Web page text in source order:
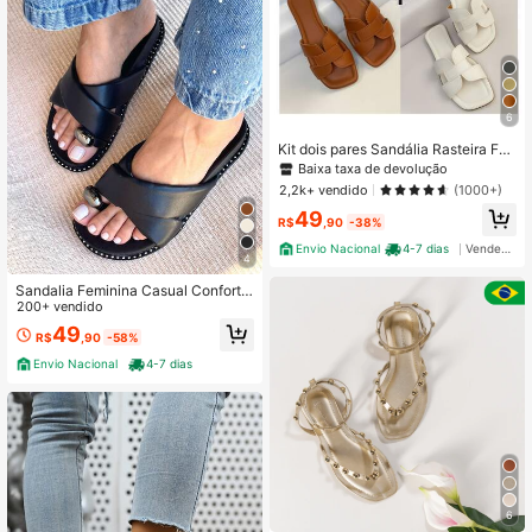
4
Sandalia Feminina Casual Conforta
vel Elegante Blogueira Couro Plataf
orma Baixa Detalhe Dedão
200+ vendido
R$49 ,90 -58%
Envio Nacional
4-7 dias
6
Kit dois pares Sandália Rasteira Fe
minina Moderna Estilosa
Baixa taxa de devolução
2,2k+ vendido
(1000+)
R$49 ,90 -38%
Envio Nacional
4-7 dias Vendedor Indicado
6
em Flipflop Sandálias Flat Femininas